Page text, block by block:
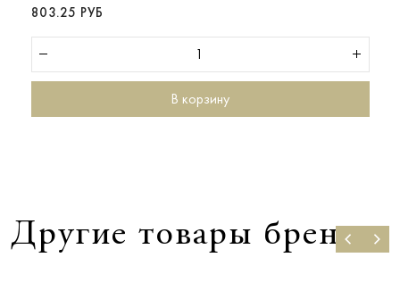
803.25 РУБ
В корзину
Другие товары бренда